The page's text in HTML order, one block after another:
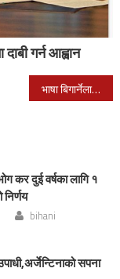
गर्न आह्वान
भाषा बिगार्नेलाई नै भाषा शाखाको जिम्मेवारी दिन चलखेल
कर दुई वर्षका लागि १
bihani
सपना